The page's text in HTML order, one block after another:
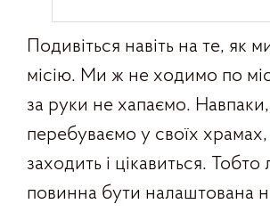
Подивіться навіть на те, як
місію. Ми ж не ходимо по
за руки не хапаємо. Навпаки,
перебуваємо у своїх храмах,
заходить і цікавиться.
повинна бути налаштована